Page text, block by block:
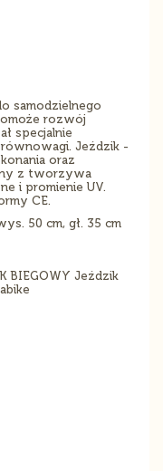
samodzielnego
rozwój
specjalnie
Jeździk -
oraz
z tworzywa
i promienie UV.
CE.
50 cm, gł. 35 cm